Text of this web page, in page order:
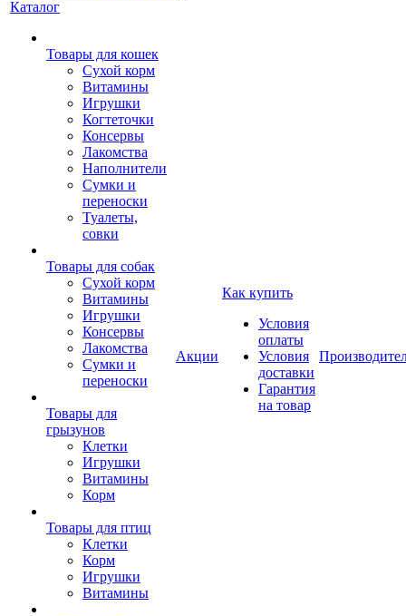
Каталог
Товары для кошек
Cухой корм
Витамины
Игрушки
Когтеточки
Консервы
Лакомства
Наполнители
Сумки и
переноски
Туалеты,
совки
Товары для собак
Cухой корм
Витамины
Игрушки
Консервы
Лакомства
Сумки и
переноски
Товары для
грызунов
Клетки
Игрушки
Витамины
Корм
Товары для птиц
Клетки
Корм
Игрушки
Витамины
Акции
Как купить
Условия
оплаты
Условия
доставки
Гарантия
на товар